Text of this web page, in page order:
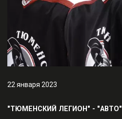
22 января 2023
"ТЮМЕНСКИЙ ЛЕГИОН" - "АВТО"